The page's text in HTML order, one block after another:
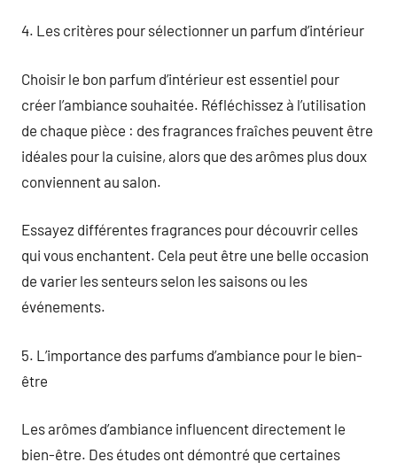
4. Les critères pour sélectionner un parfum d’intérieur
Choisir le bon parfum d’intérieur est essentiel pour
créer l’ambiance souhaitée. Réfléchissez à l’utilisation
de chaque pièce : des fragrances fraîches peuvent être
idéales pour la cuisine, alors que des arômes plus doux
conviennent au salon.
Essayez différentes fragrances pour découvrir celles
qui vous enchantent. Cela peut être une belle occasion
de varier les senteurs selon les saisons ou les
événements.
5. L’importance des parfums d’ambiance pour le bien-
être
Les arômes d’ambiance influencent directement le
bien-être. Des études ont démontré que certaines